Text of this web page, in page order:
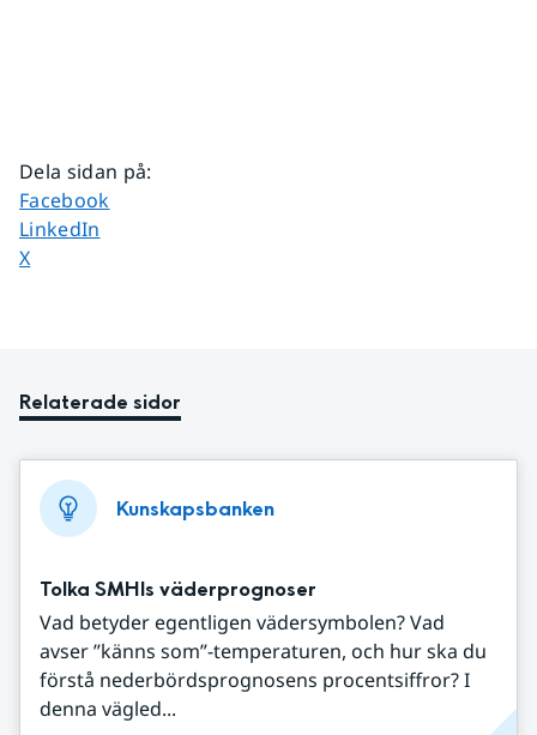
Dela sidan på:
Dela sidan på
Facebook
Dela sidan på
LinkedIn
Dela sidan på
X
Relaterade sidor
Kunskapsbanken
Tolka SMHIs väderprognoser
Vad betyder egentligen vädersymbolen? Vad
avser ”känns som”-temperaturen, och hur ska du
förstå nederbördsprognosens procentsiffror? I
denna vägled...